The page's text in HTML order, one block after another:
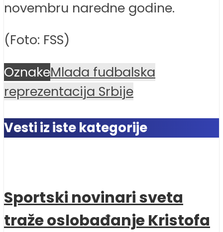
novembru naredne godine.
(Foto: FSS)
OznakeMlada fudbalska
reprezentacija Srbije
Vesti iz iste kategorije
Sportski novinari sveta
traže oslobađanje Kristofa